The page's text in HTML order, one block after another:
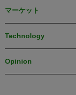
マーケット
Technology
Opinion